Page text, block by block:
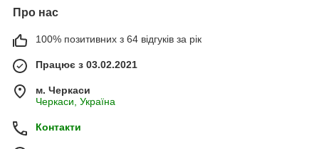
Про нас
100% позитивних з 64 відгуків за рік
Працює з 03.02.2021
м. Черкаси
Черкаси, Україна
Контакти